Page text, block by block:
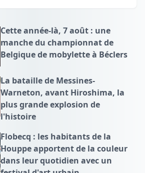
Cette année-là, 7 août : une
manche du championnat de
Belgique de mobylette à Béclers
La bataille de Messines-
Warneton, avant Hiroshima, la
plus grande explosion de
l'histoire
Flobecq : les habitants de la
Houppe apportent de la couleur
dans leur quotidien avec un